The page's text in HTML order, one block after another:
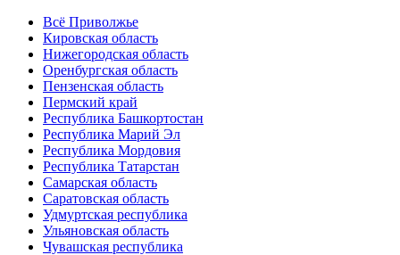
Всё Приволжье
Кировская область
Нижегородская область
Оренбургская область
Пензенская область
Пермский край
Республика Башкортостан
Республика Марий Эл
Республика Мордовия
Республика Татарстан
Самарская область
Саратовская область
Удмуртская республика
Ульяновская область
Чувашская республика